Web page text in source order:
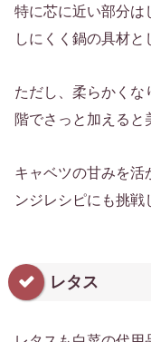
特に芯に近い部分は
しにくく鍋の具材と
ただし、柔らかくな
階でさっと加えると
キャベツの甘みを活
ンジレシピにも挑戦
レタス